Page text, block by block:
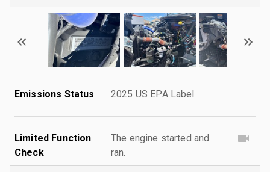
Emissions Status 2025 US EPA Label
Limited Function
Check
The engine started and
ran.